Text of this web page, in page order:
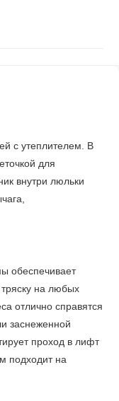
с утеплителем. В
для
внутри люльки
обеспечивает
на любых
отлично справятся
заснеженной
проход в лифт
подходит на